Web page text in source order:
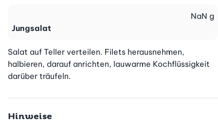
Jungsalat
NaN g
Salat auf Teller verteilen. Filets herausnehmen,
halbieren, darauf anrichten, lauwarme Kochflüssigkeit
darüber träufeln.
Hinweise